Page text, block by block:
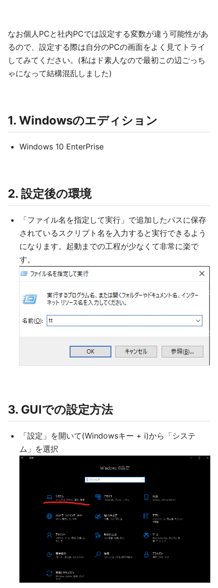
なお個人PCと社内PCでは設定する変数が違う可能性があ
るので、設定する際は自分のPCの画面をよく見てトライ
してみてください。(私はド素人なので最初この辺ごっち
ゃになって結構混乱しました)
1. Windowsのエディション
Windows 10 EnterPrise
2. 設定後の環境
「ファイル名を指定して実行」で追加したパスに保存
されているスクリプト名を入力すると実行できるよう
になります。起動までの工程が少なくて非常に楽で
す。
3. GUIでの設定方法
「設定」を開いて(Windowsキー + i)から「システ
ム」を選択